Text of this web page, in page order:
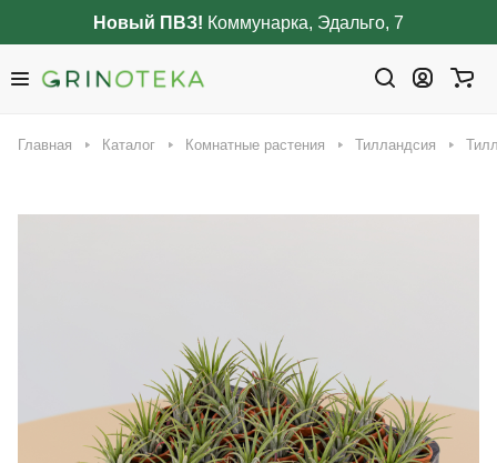
Новый ПВЗ! Коммунарка, Эдальго, 7
Главная Каталог Комнатные растения Тилландсия